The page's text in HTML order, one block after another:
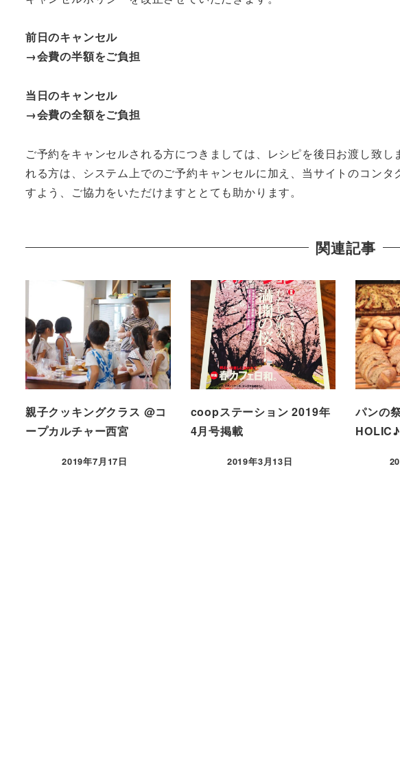
前日のキャンセル
→会費の半額をご負担
当日のキャンセル
→会費の全額をご負担
ご予約をキャンセルされる方につきましては、レシピを後日お渡し致
れる方は、システム上でのご予約キャンセルに加え、当サイトのコン
すよう、ご協力をいただけますととても助かります。
関連記事
親子クッキングクラス @コ
ープカルチャー西宮
2019年7月17日
coopステーション 2019年
4月号掲載
2019年3月13日
パンの
HOLIC♪